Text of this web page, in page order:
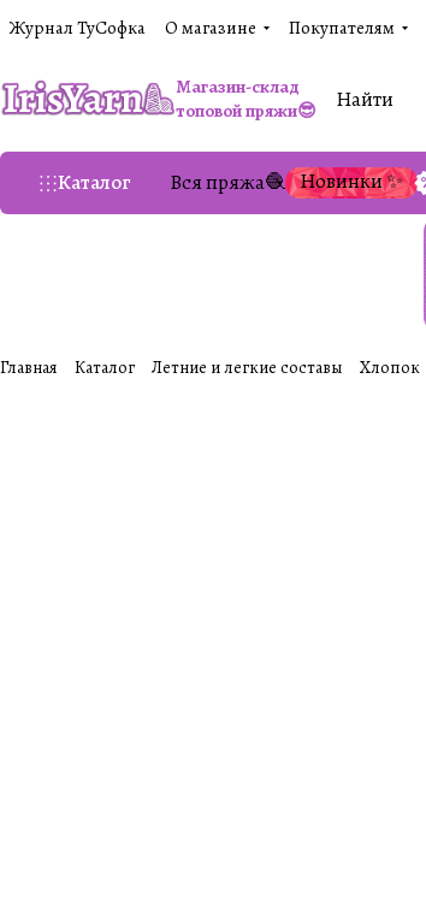
Журнал ТуСофка О магазине Покупателям
Магазин-склад
топовой пряжи😎
Каталог Вся пряжа🧶 Новинки ✨
Главная Каталог Летние и легкие составы Хлопок